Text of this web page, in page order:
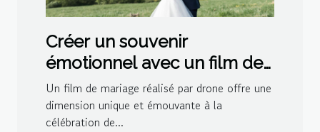
Créer un souvenir
émotionnel avec un film de
mariage par drone
Un film de mariage réalisé par drone offre une
dimension unique et émouvante à la
célébration de...